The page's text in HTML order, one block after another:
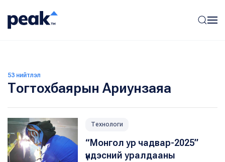
53 нийтлэл
Тогтохбаярын Ариунзаяа
Технологи
“Монгол ур чадвар-2025”
үндэсний уралдааны